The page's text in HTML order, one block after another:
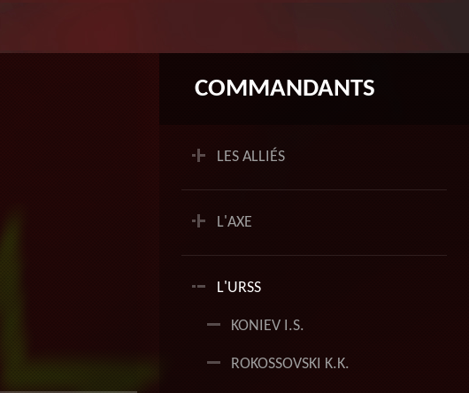
COMMANDANTS
LES ALLIÉS
L'AXE
L'URSS
KONIEV I.S.
ROKOSSOVSKI K.K.